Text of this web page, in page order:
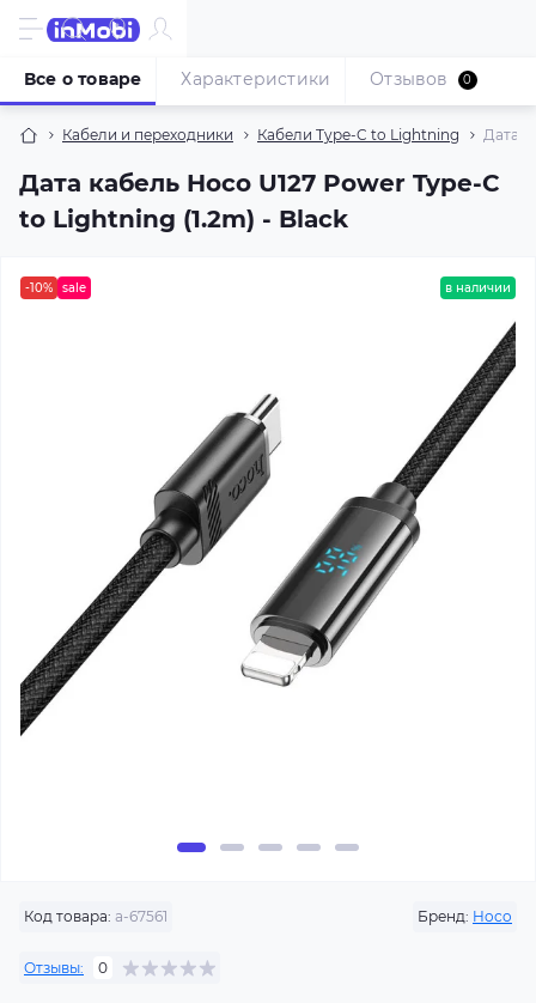
Кабели и переходники Кабели Type-C to Lightning Дата
Дата кабель Hoco U127 Power Type-C
to Lightning (1.2m) - Black
Все о товаре Характеристики Отзывов 0
-10% sale в наличии
Код товара: a-67561 Бренд: Hoco
Отзывы: 0